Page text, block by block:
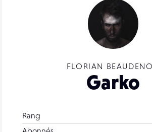
FLORIAN
Garko
Rang